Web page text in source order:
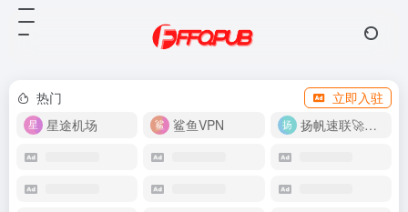
热门
立即入驻
星途机场
鲨鱼VPN 扬帆速联🚀很快